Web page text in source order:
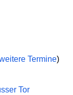
Termine)
Tor